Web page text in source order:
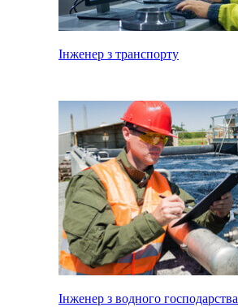
Інженер з транспорту
Інженер з водного господарства